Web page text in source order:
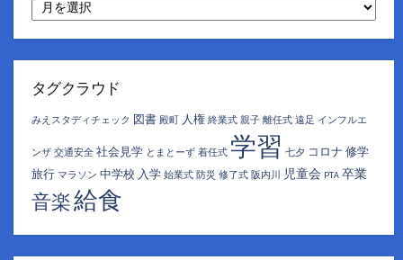
別
イ
タグクラウド
みえスタディチェック 図書 殿町 人権 終業式 親子 離任式 遠足 インフルエ
ンザ 交通安全 社会見学 とまとーず 着任式 学習 七夕 コロナ 修学
旅行 マラソン 中学校 入学 始業式 防災 修了式 阪内川 児童会 PTA 卒業
音楽給食